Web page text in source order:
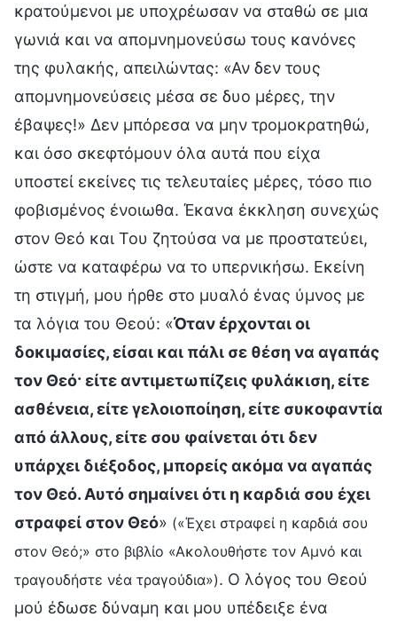
κρατούμενοι με υποχρέωσαν να σταθώ σε μια
γωνιά και να απομνημονεύσω τους κανόνες
της φυλακής, απειλώντας: «Αν δεν τους
απομνημονεύσεις μέσα σε δυο μέρες, την
έβαψες!» Δεν μπόρεσα να μην τρομοκρατηθώ,
και όσο σκεφτόμουν όλα αυτά που είχα
υποστεί εκείνες τις τελευταίες μέρες, τόσο πιο
φοβισμένος ένοιωθα. Έκανα έκκληση συνεχώς
στον Θεό και Του ζητούσα να με προστατεύει,
ώστε να καταφέρω να το υπερνικήσω. Εκείνη
τη στιγμή, μου ήρθε στο μυαλό ένας ύμνος με
τα λόγια του Θεού: «Όταν έρχονται οι
δοκιμασίες, είσαι και πάλι σε θέση να αγαπάς
τον Θεό· είτε αντιμετωπίζεις φυλάκιση, είτε
ασθένεια, είτε γελοιοποίηση, είτε συκοφαντία
από άλλους, είτε σου φαίνεται ότι δεν
υπάρχει διέξοδος, μπορείς ακόμα να αγαπάς
τον Θεό. Αυτό σημαίνει ότι η καρδιά σου έχει
στραφεί στον Θεό» («Έχει στραφεί η καρδιά σου
στον Θεό;» στο βιβλίο «Ακολουθήστε τον Αμνό και
τραγουδήστε νέα τραγούδια»). Ο λόγος του Θεού
μού έδωσε δύναμη και μου υπέδειξε ένα